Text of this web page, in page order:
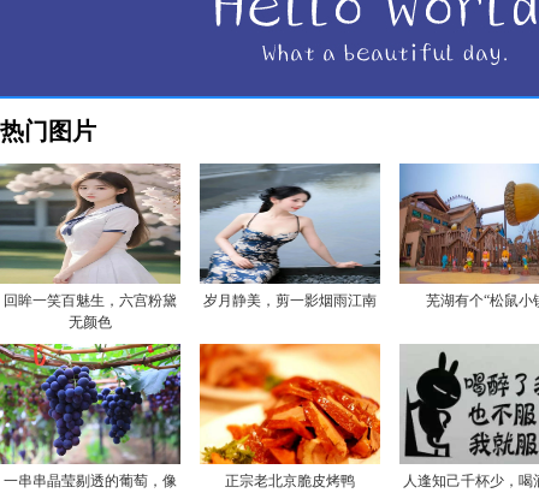
热门图片
回眸一笑百魅生，六宫粉黛
无颜色
岁月静美，剪一影烟雨江南 芜湖有个“松鼠小
一串串晶莹剔透的葡萄，像
正宗老北京脆皮烤鸭
人逢知己千杯少，喝